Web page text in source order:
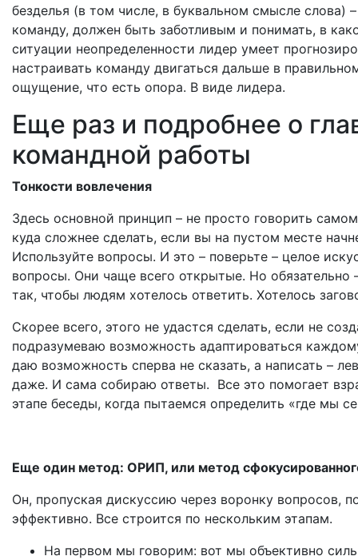
безделья (в том числе, в буквальном смысле
команду, должен быть заботливым и понимать, в
ситуации неопределенности лидер умеет
настраивать команду двигаться дальше в
ощущение, что есть опора. В виде лидера.
Еще раз и подробнее о
командной работы
Тонкости вовлечения
Здесь основной принцип – не просто говорить
куда сложнее сделать, если вы на пустом месте
Используйте вопросы. И это – поверьте – целое
вопросы. Они чаще всего открытые. Но
так, чтобы людям хотелось ответить. Хотелось
Скорее всего, этого не удастся сделать, если не
подразумеваю возможность адаптироваться
даю возможность сперва не сказать, а написать –
даже. И сама собираю ответы. Все это помогает
этапе беседы, когда пытаемся определить «где мы
Еще один метод: ОРИП, или метод
Он, пропуская дискуссию через воронку вопросов,
эффективно. Все строится по нескольким этапам.
На первом мы говорим: вот мы объективно